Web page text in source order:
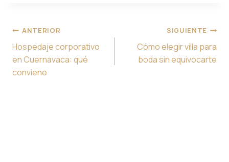
Navegación
de
entradas
ANTERIOR
Hospedaje corporativo
en Cuernavaca: qué
conviene
SIGUIENTE
Cómo elegir villa para
boda sin equivocarte